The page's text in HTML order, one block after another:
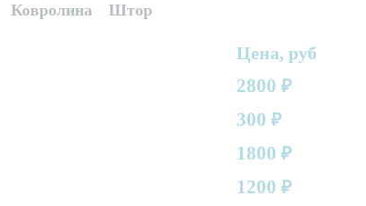
Ковролина Штор
Цена, руб
2800 ₽
300 ₽
1800 ₽
1200 ₽